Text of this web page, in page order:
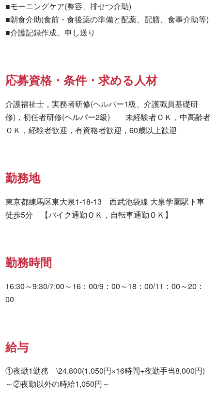
■モーニングケア(整容、排せつ介助)
■朝食介助(食前・食後薬の準備と配薬、配膳、食事介助等)
■介護記録作成、申し送り
応募資格・条件・求める人材
介護福祉士，実務者研修(ヘルパー1級、介護職員基礎研
修)，初任者研修(ヘルパー2級)　　未経験者ＯＫ，中高齢者
ＯＫ，経験者歓迎，有資格者歓迎，60歳以上歓迎
勤務地
東京都練馬区東大泉1-18-13　西武池袋線 大泉学園駅下車
徒歩5分　【バイク通勤ＯＫ，自転車通勤ＯＫ】
勤務時間
16:30～9:30/7:00～16：00/9：00～18：00/11：00～20：
00
給与
①夜勤1勤務　\24,800(1,050円×16時間+夜勤手当8,000円)
～②夜勤以外の時給1,050円～